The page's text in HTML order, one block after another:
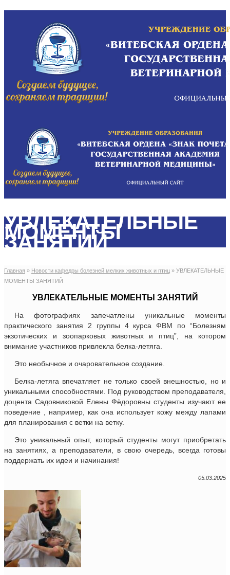
УВЛЕКАТЕЛЬНЫЕ
МОМЕНТЫ
ЗАНЯТИЙ
Главная » Новости кафедры болезней мелких животных и птиц » УВЛЕКАТЕЛЬНЫЕ
МОМЕНТЫ ЗАНЯТИЙ
УВЛЕКАТЕЛЬНЫЕ МОМЕНТЫ ЗАНЯТИЙ
На фотографиях запечатлены уникальные моменты
практического занятия 2 группы 4 курса ФВМ по “Болезням
экзотических и зоопарковых животных и птиц”, на котором
внимание участников привлекла белка-летяга.
Это необычное и очаровательное создание.
Белка-летяга впечатляет не только своей внешностью, но и
уникальными способностями. Под руководством преподавателя,
доцента Садовниковой Елены Фёдоровны студенты изучают ее
поведение , например, как она использует кожу между лапами
для планирования с ветки на ветку.
Это уникальный опыт, который студенты могут приобретать
на занятиях, а преподаватели, в свою очередь, всегда готовы
поддержать их идеи и начинания!
05.03.2025